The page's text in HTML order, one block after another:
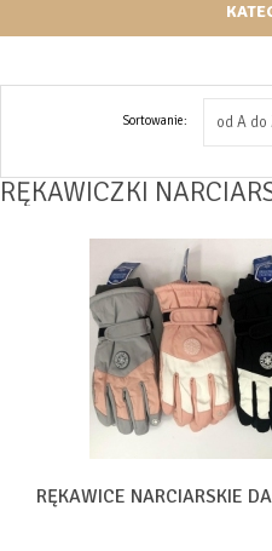
Sortowanie: od A do
RĘKAWICZKI
RĘKAWICE NARCIARSKIE